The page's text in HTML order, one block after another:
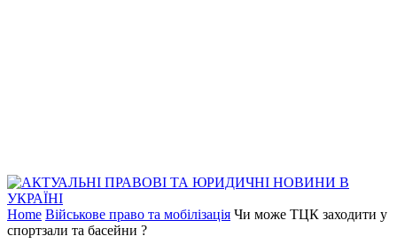
Home Військове право та мобілізація Чи може ТЦК заходити у
спортзали та басейни ?